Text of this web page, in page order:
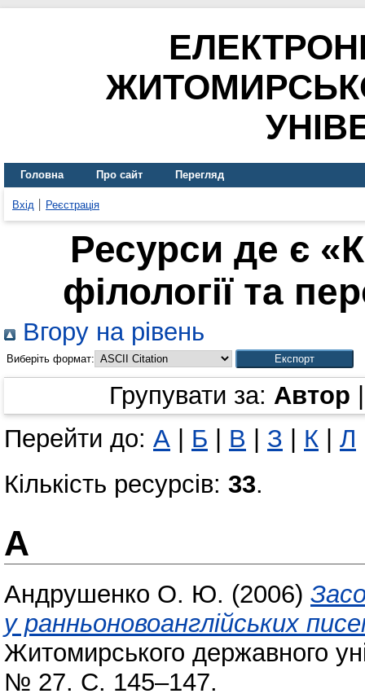
Головна Про сайт Перегляд
Вхід Реєстрація
Ресурси де є
філології та
Вгору на рівень
Виберіть формат:
Групувати за: Автор
Перейти до: А Б В З К Л
Кількість ресурсів: 33.
А
Андрушенко О. Ю. (2006)
у ранньоновоанглійських
Житомирського державного
№ 27. С. 145–147.